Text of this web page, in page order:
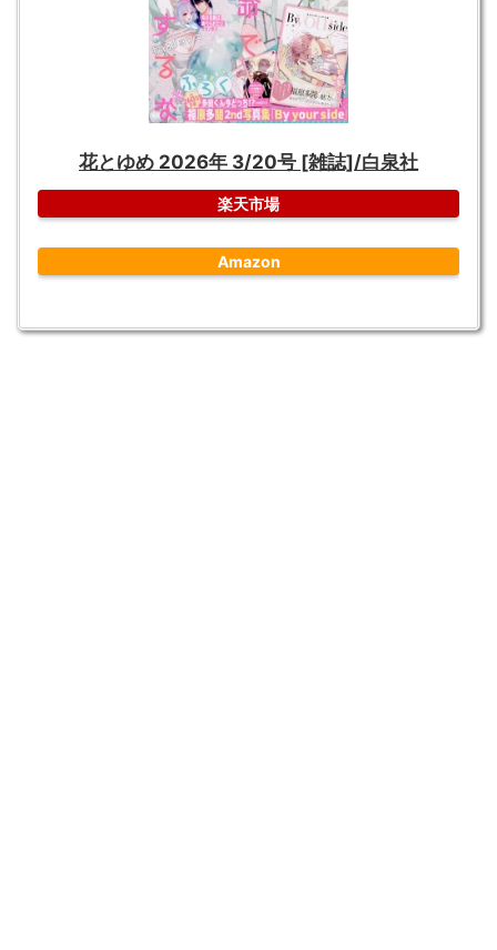
花とゆめ 2026年 3/20号 [雑誌]/白泉社
楽天市場
Amazon